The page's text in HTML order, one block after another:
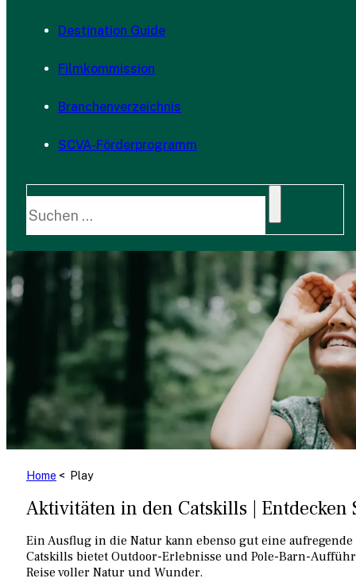
Destination Guide
Filmkommission
Branchenverzeichnis
SCVA-Förderprogramm
Home < Play
Aktivitäten in den Catskills |
Ein Ausflug in die Natur kann ebenso gut eine
Catskills bietet Outdoor-Erlebnisse und Pole-Barn-
Reise voller Natur und Wunder.